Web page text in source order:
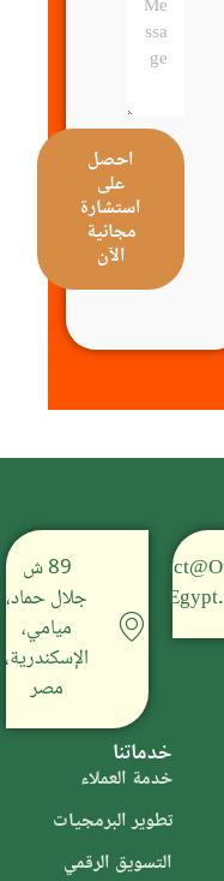
احصل
على
استشارة
مجانية
الآن
89 ش
جلال حماد،
ميامي،
الإسكندرية،
مصر
خدماتنا
خدمة العملاء
تطوير البرمجيات
التسويق الرقمي